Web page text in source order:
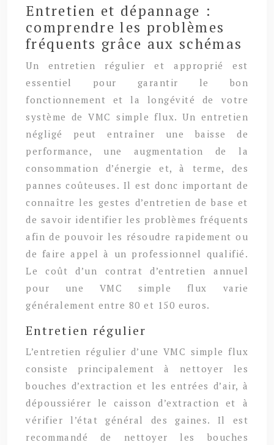
Entretien et dépannage :
comprendre les problèmes
fréquents grâce aux schémas
Un entretien régulier et approprié est
essentiel pour garantir le bon
fonctionnement et la longévité de votre
système de VMC simple flux. Un entretien
négligé peut entraîner une baisse de
performance, une augmentation de la
consommation d’énergie et, à terme, des
pannes coûteuses. Il est donc important de
connaître les gestes d’entretien de base et
de savoir identifier les problèmes fréquents
afin de pouvoir les résoudre rapidement ou
de faire appel à un professionnel qualifié.
Le coût d’un contrat d’entretien annuel
pour une VMC simple flux varie
généralement entre 80 et 150 euros.
Entretien régulier
L’entretien régulier d’une VMC simple flux
consiste principalement à nettoyer les
bouches d’extraction et les entrées d’air, à
dépoussiérer le caisson d’extraction et à
vérifier l’état général des gaines. Il est
recommandé de nettoyer les bouches